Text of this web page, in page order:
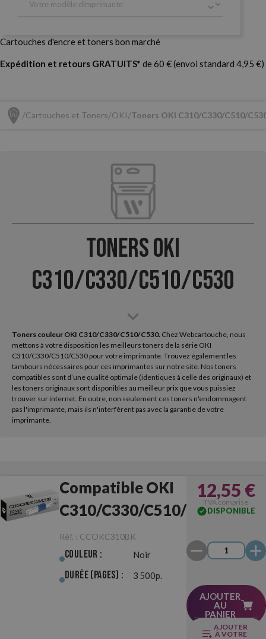
Cartouches d'encre et toners bon marché
Expédition et retours GRATUITS* de 60 € (envoi standard 4,95 €)
Cartouches et Toners OKI Toners OKI C310/C330/C510/
Toners OKI
C310/C330/C510/C530
Toners couleur OKI C310/C330/C510/C530. Chez Webcartouche, nous
mettons à votre disposition les meilleurs toners de la série OKI
C310/C330/C510/C530 pour votre imprimante. Trouvez également les
tambours nécessaires pour ces imprimantes sur notre site. Nos toners
compatibles sont d’une qualité optimale (identiques à celle des originaux) et
les toners originaux sont disponibles au meilleur prix que vous puissiez
trouver sur internet. En outre, non seulement ces toners n'endommagent
pas l'imprimante, mais ils n'interfèrent pas avec la garantie de votre
imprimante.
Compatible OKI
C310/C330/C510/C530
Noir
Réf. : CCOKC310BK
Couleur : Noir
Durée (pages) : 3 500p.
12,55 €
TVA comprise
DISPONIBLE
AJOUTER
AU
PANIER
AJOUTER
À VOTRE